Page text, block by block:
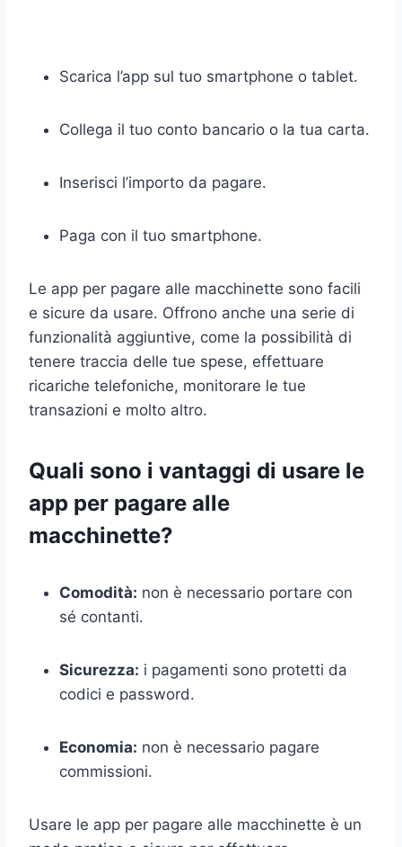
Scarica l’app sul tuo smartphone o tablet.
Collega il tuo conto bancario o la tua carta.
Inserisci l’importo da pagare.
Paga con il tuo smartphone.
Le app per pagare alle macchinette sono facili
e sicure da usare. Offrono anche una serie di
funzionalità aggiuntive, come la possibilità di
tenere traccia delle tue spese, effettuare
ricariche telefoniche, monitorare le tue
transazioni e molto altro.
Quali sono i vantaggi di usare le
app per pagare alle
macchinette?
Comodità: non è necessario portare con
sé contanti.
Sicurezza: i pagamenti sono protetti da
codici e password.
Economia: non è necessario pagare
commissioni.
Usare le app per pagare alle macchinette è un